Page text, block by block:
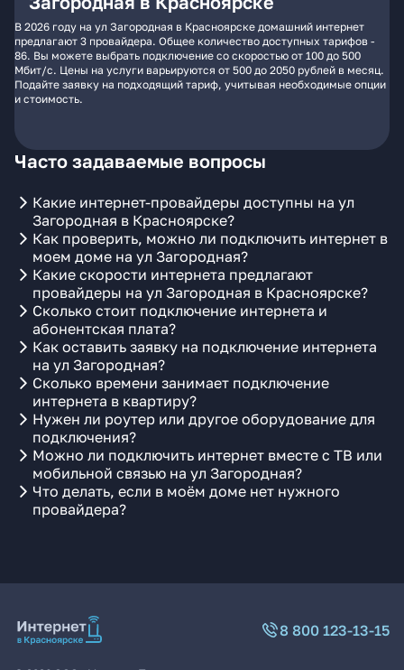
В 2026 году на ул Загородная в Красноярске домашний интернет
предлагают 3 провайдера. Общее количество доступных тарифов -
86. Вы можете выбрать подключение со скоростью от 100 до 500
Мбит/с. Цены на услуги варьируются от 500 до 2050 рублей в месяц.
Подайте заявку на подходящий тариф, учитывая необходимые опции
и стоимость.
Часто задаваемые вопросы
Какие интернет-провайдеры доступны на ул
Загородная в Красноярске?
Как проверить, можно ли подключить интернет в
моем доме на ул Загородная?
Какие скорости интернета предлагают
провайдеры на ул Загородная в Красноярске?
Сколько стоит подключение интернета и
абонентская плата?
Как оставить заявку на подключение интернета
на ул Загородная?
Сколько времени занимает подключение
интернета в квартиру?
Нужен ли роутер или другое оборудование для
подключения?
Можно ли подключить интернет вместе с ТВ или
мобильной связью на ул Загородная?
Что делать, если в моём доме нет нужного
провайдера?
8 800 123-13-15